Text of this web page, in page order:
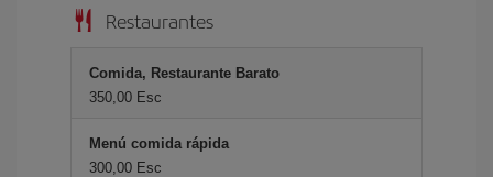
Restaurantes
Comida, Restaurante Barato
350,00 Esc
Menú comida rápida
300,00 Esc